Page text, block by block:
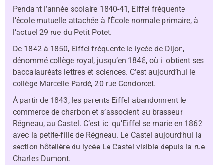
Pendant l’année scolaire 1840-41, Eiffel fréquente
l’école mutuelle attachée à l’École normale primaire, à
l’actuel 29 rue du Petit Potet.
De 1842 à 1850, Eiffel fréquente le lycée de Dijon,
dénommé collège royal, jusqu’en 1848, où il obtient ses
baccalauréats lettres et sciences. C’est aujourd’hui le
collège Marcelle Pardé, 20 rue Condorcet.
À partir de 1843, les parents Eiffel abandonnent le
commerce de charbon et s’associent au brasseur
Régneau, au Castel. C’est ici qu’Eiffel se marie en 1862
avec la petite-fille de Régneau. Le Castel aujourd’hui la
section hôtelière du lycée Le Castel visible depuis la rue
Charles Dumont.